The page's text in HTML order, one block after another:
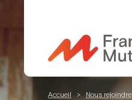
contenu
Accueil > Nous rejoindre